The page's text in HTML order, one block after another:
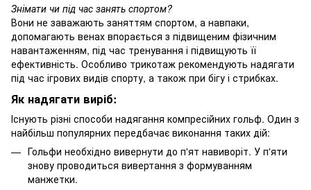
Знімати чи під час занять спортом?
Вони не заважають заняттям спортом, а навпаки,
допомагають венах впорається з підвищеним фізичним
навантаженням, під час тренування і підвищують її
ефективність. Особливо трикотаж рекомендують надягати
під час ігрових видів спорту, а також при бігу і стрибках.
Як надягати виріб:
Існують різні способи надягання компресійних гольф. Один з
найбільш популярних передбачає виконання таких дій:
Гольфи необхідно вивернути до п'ят навиворіт. У п'яти
знову проводиться вивертання з формуванням
манжетки.